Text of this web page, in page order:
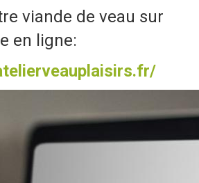
viande de veau sur
en ligne: